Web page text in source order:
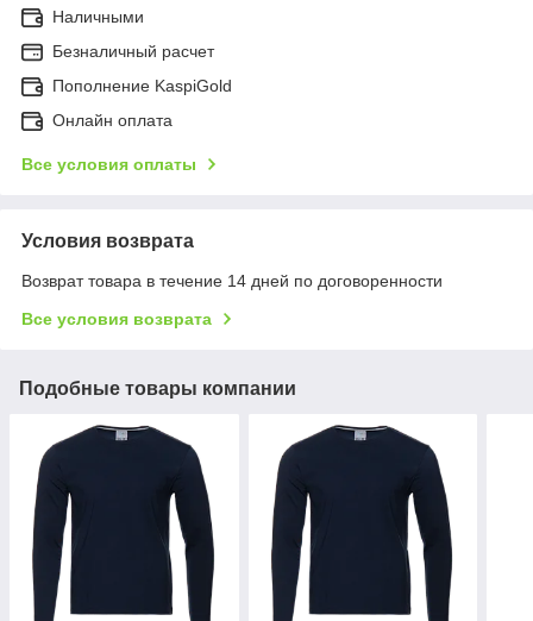
Наличными
Безналичный расчет
Пополнение KaspiGold
Онлайн оплата
Все условия оплаты
Условия возврата
Возврат товара в течение 14 дней по договоренности
Все условия возврата
Подобные товары компании